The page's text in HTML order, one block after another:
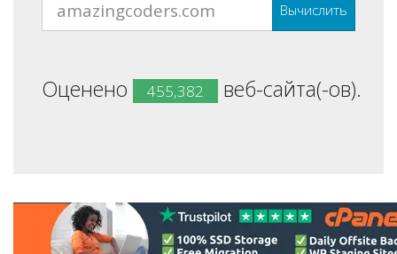
Вычислить
Оценено 455,382 веб-сайта(-ов).